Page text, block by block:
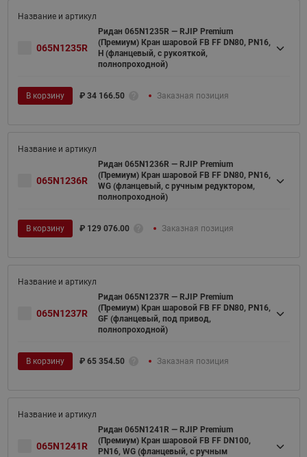
065N1235R
Ридан 065N1235R — RJIP Premium
(Премиум) Кран шаровой FB FF DN80, PN16,
H (фланцевый, с рукояткой,
полнопроходной)
В корзину ₽ 34 166.50 Заказная позиция
065N1236R
Ридан 065N1236R — RJIP Premium
(Премиум) Кран шаровой FB FF DN80, PN16,
WG (фланцевый, с ручным редуктором,
полнопроходной)
В корзину ₽ 129 076.00 Заказная позиция
065N1237R
Ридан 065N1237R — RJIP Premium
(Премиум) Кран шаровой FB FF DN80, PN16,
GF (фланцевый, под привод,
полнопроходной)
В корзину ₽ 65 354.50 Заказная позиция
065N1241R
Ридан 065N1241R — RJIP Premium
(Премиум) Кран шаровой FB FF DN100,
PN16, WG (фланцевый, с ручным